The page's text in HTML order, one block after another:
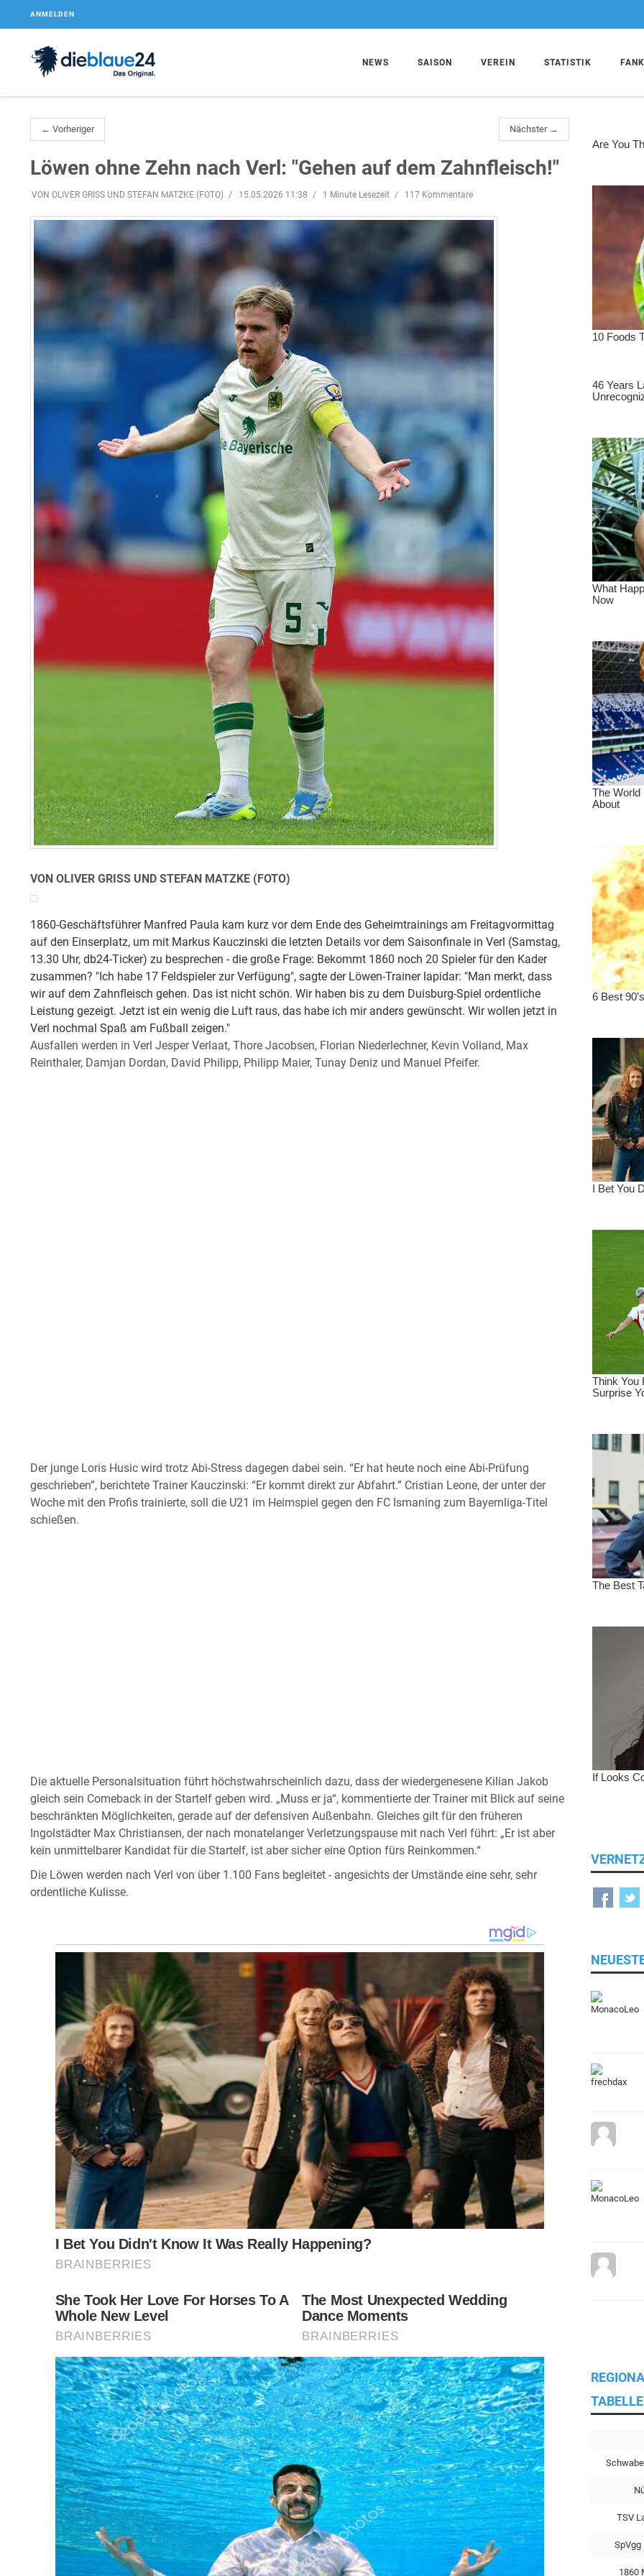
ANMELDEN
NEWS SAISON VEREIN STATISTIK
← Vorheriger Nächster →
Löwen ohne Zehn nach Verl: "Gehen auf dem Zahnfleisch!"
VON OLIVER GRISS UND STEFAN MATZKE (FOTO) 15.05.2026 11:38 1 Minute Lesezeit 117 Kommentare
VON OLIVER GRISS UND STEFAN MATZKE (FOTO)
1860-Geschäftsführer Manfred Paula kam kurz vor dem Ende des Geheimtrainings am Freitagvormittag
auf den Einserplatz, um mit Markus Kauczinski die letzten Details vor dem Saisonfinale in Verl (Samstag,
13.30 Uhr, db24-Ticker) zu besprechen - die große Frage: Bekommt 1860 noch 20 Spieler für den Kader
zusammen? "Ich habe 17 Feldspieler zur Verfügung", sagte der Löwen-Trainer lapidar: "Man merkt, dass
wir auf dem Zahnfleisch gehen. Das ist nicht schön. Wir haben bis zu dem Duisburg-Spiel ordentliche
Leistung gezeigt. Jetzt ist ein wenig die Luft raus, das habe ich mir anders gewünscht. Wir wollen jetzt in
Verl nochmal Spaß am Fußball zeigen."
Ausfallen werden in Verl Jesper Verlaat, Thore Jacobsen, Florian Niederlechner, Kevin Volland, Max
Reinthaler, Damjan Dordan, David Philipp, Philipp Maier, Tunay Deniz und Manuel Pfeifer.
Der junge Loris Husic wird trotz Abi-Stress dagegen dabei sein. “Er hat heute noch eine Abi-Prüfung
geschrieben”, berichtete Trainer Kauczinski: “Er kommt direkt zur Abfahrt.” Cristian Leone, der unter der
Woche mit den Profis trainierte, soll die U21 im Heimspiel gegen den FC Ismaning zum Bayernliga-Titel
schießen.
Die aktuelle Personalsituation führt höchstwahrscheinlich dazu, dass der wiedergenesene Kilian Jakob
gleich sein Comeback in der Startelf geben wird. „Muss er ja“, kommentierte der Trainer mit Blick auf seine
beschränkten Möglichkeiten, gerade auf der defensiven Außenbahn. Gleiches gilt für den früheren
Ingolstädter Max Christiansen, der nach monatelanger Verletzungspause mit nach Verl führt: „Er ist aber
kein unmittelbarer Kandidat für die Startelf, ist aber sicher eine Option fürs Reinkommen.“
Die Löwen werden nach Verl von über 1.100 Fans begleitet - angesichts der Umstände eine sehr, sehr
ordentliche Kulisse.
TABELLE
TSV
SpVgg
1860